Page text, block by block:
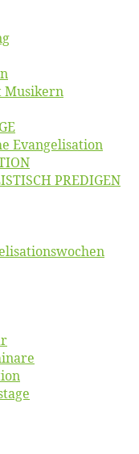
Musikern
Evangelisation
PREDIGEN